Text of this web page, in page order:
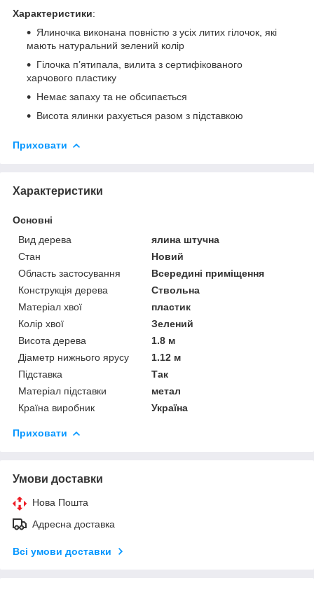
Характеристики:
Ялиночка виконана повністю з усіх литих гілочок, які
мають натуральний зелений колір
Гілочка п’ятипала, вилита з сертифікованого
харчового пластику
Немає запаху та не обсипається
Висота ялинки рахується разом з підставкою
Приховати
Характеристики
Основні
Вид дерева
ялина штучна
Стан
Новий
Область застосування
Всередині приміщення
Конструкція дерева
Ствольна
Матеріал хвої
пластик
Колір хвої
Зелений
Висота дерева
1.8 м
Діаметр нижнього ярусу
1.12 м
Підставка
Так
Матеріал підставки
метал
Країна виробник
Україна
Приховати
Умови доставки
Нова Пошта
Адресна доставка
Всі умови доставки